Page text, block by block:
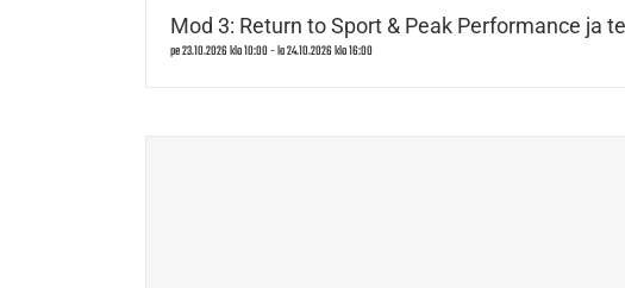
Mod 3: Return to Sport & Peak Performance ja
pe 23.10.2026 klo 10:00-la 24.10.2026 klo 16:00